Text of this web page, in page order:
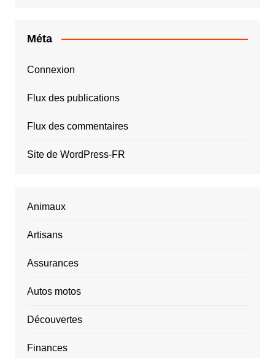
Méta
Connexion
Flux des publications
Flux des commentaires
Site de WordPress-FR
Animaux
Artisans
Assurances
Autos motos
Découvertes
Finances